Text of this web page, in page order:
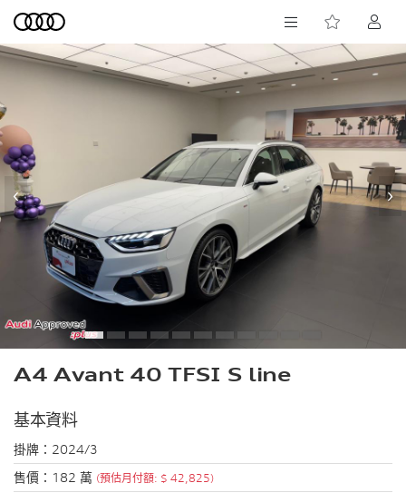
‹ ›
A4 Avant 40 TFSI S line
基本資料
掛牌： 2024/3
售價： 182 萬 (預估月付額: $ 42,825)